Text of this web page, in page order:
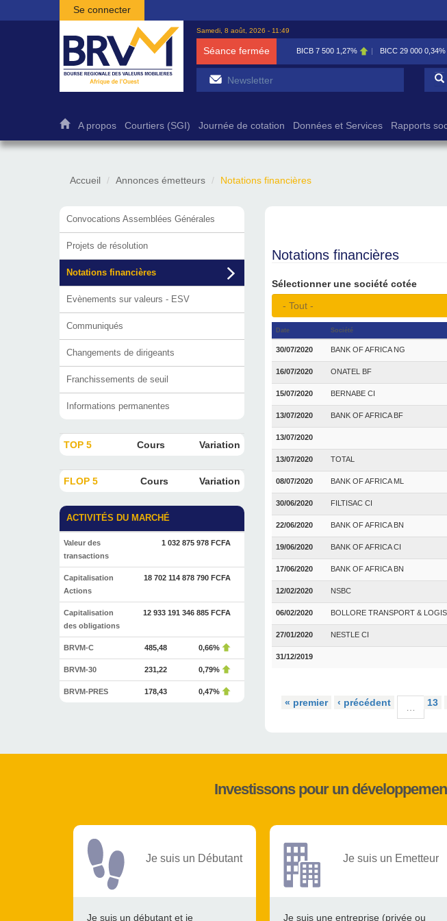
Aller au contenu principal
Se connecter
Samedi, 8 août, 2026 - 11:49
Séance fermée BICB 7 500 1,27% BICC 29 000 0,34%
A propos Courtiers (SGI) Journée de cotation Données et Services Rapports
Accueil Annonces émetteurs Notations financières
Convocations Assemblées Générales
Projets de résolution
Notations financières
Evènements sur valeurs - ESV
Communiqués
Changements de dirigeants
Franchissements de seuil
Informations permanentes
TOP 5 Cours Variation
FLOP 5 Cours Variation
ACTIVITÉS DU MARCHÉ
Valeur des
transactions
1 032 875 978 FCFA
Capitalisation
Actions
18 702 114 878 790 FCFA
Capitalisation
des obligations
12 933 191 346 885 FCFA
BRVM-C 485,48 0,66%
BRVM-30 231,22 0,79%
BRVM-PRES 178,43 0,47%
Notations financières
Sélectionner une société cotée
Date Société
30/07/2020 BANK OF AFRICA NG
16/07/2020 ONATEL BF
15/07/2020 BERNABE CI
13/07/2020 BANK OF AFRICA BF
13/07/2020
13/07/2020 TOTAL
08/07/2020 BANK OF AFRICA ML
30/06/2020 FILTISAC CI
22/06/2020 BANK OF AFRICA BN
19/06/2020 BANK OF AFRICA CI
17/06/2020 BANK OF AFRICA BN
12/02/2020 NSBC
06/02/2020 BOLLORE TRANSPORT &
27/01/2020 NESTLE CI
31/12/2019
« premier ‹ précédent 13
Investissons pour un
Je suis un Débutant
Je suis un débutant et je
Je suis un Emetteur
Je suis une entreprise (privée ou